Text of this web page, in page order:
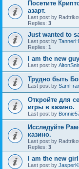
Посетите
азарт.
Last post by
Replies: 3
Just wanted to
Last post by
Replies: 1
I am the new guy
Last post by
Трудно быть
Last post by
Откройте для
игры в казино.
Last post by
Исследуйте
казино.
Last post by
Replies: 3
I am the new girl
Last post by JasperKi